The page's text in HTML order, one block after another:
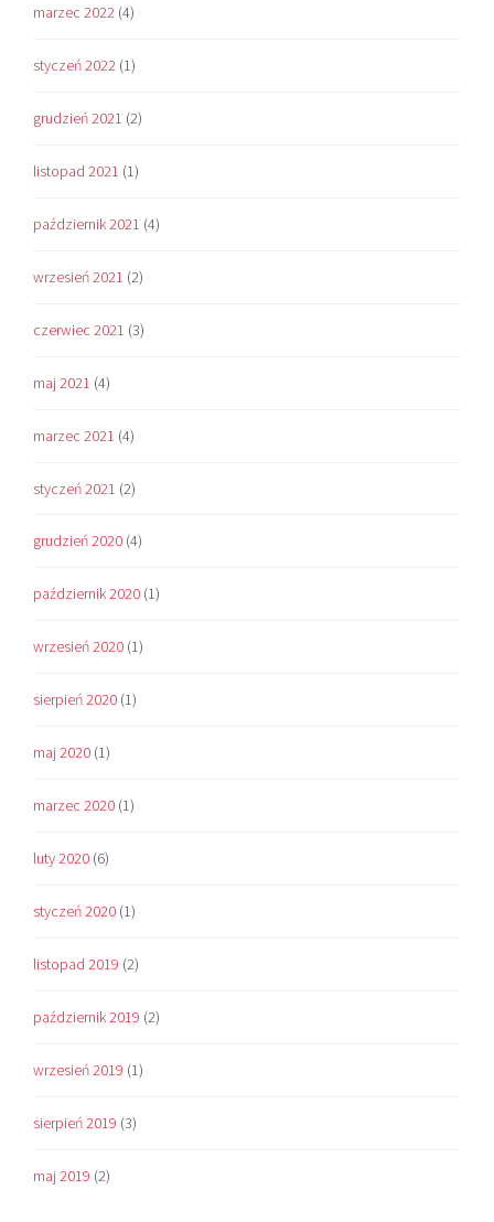
marzec 2022 (4)
styczeń 2022 (1)
grudzień 2021 (2)
listopad 2021 (1)
październik 2021 (4)
wrzesień 2021 (2)
czerwiec 2021 (3)
maj 2021 (4)
marzec 2021 (4)
styczeń 2021 (2)
grudzień 2020 (4)
październik 2020 (1)
wrzesień 2020 (1)
sierpień 2020 (1)
maj 2020 (1)
marzec 2020 (1)
luty 2020 (6)
styczeń 2020 (1)
listopad 2019 (2)
październik 2019 (2)
wrzesień 2019 (1)
sierpień 2019 (3)
maj 2019 (2)